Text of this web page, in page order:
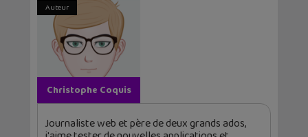
Auteur
Christophe Coquis
Journaliste web et père de deux grands ados,